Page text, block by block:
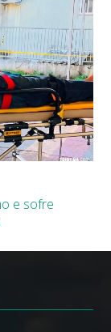
e sofre